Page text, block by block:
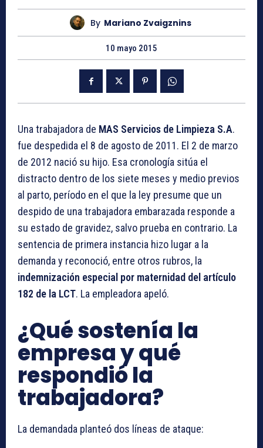
By Mariano Zvaigznins
10 mayo 2015
Una trabajadora de MAS Servicios de Limpieza S.A.
fue despedida el 8 de agosto de 2011. El 2 de marzo
de 2012 nació su hijo. Esa cronología sitúa el
distracto dentro de los siete meses y medio previos
al parto, período en el que la ley presume que un
despido de una trabajadora embarazada responde a
su estado de gravidez, salvo prueba en contrario. La
sentencia de primera instancia hizo lugar a la
demanda y reconoció, entre otros rubros, la
indemnización especial por maternidad del artículo
182 de la LCT. La empleadora apeló.
¿Qué sostenía la
empresa y qué
respondió la
trabajadora?
La demandada planteó dos líneas de ataque: